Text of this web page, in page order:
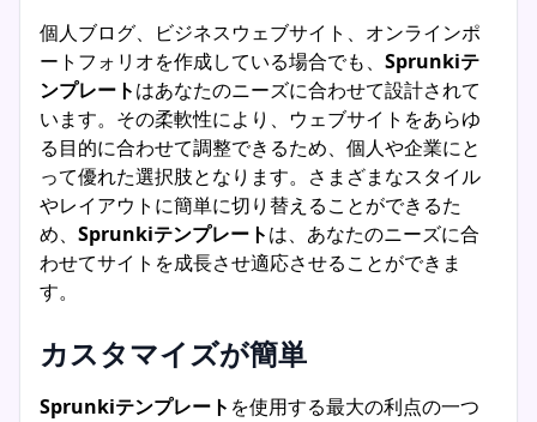
個人ブログ、ビジネスウェブサイト、オンラインポ
ートフォリオを作成している場合でも、 Sprunkiテ
ンプレートはあなたのニーズに合わせて設計されて
います。その柔軟性により、ウェブサイトをあらゆ
る目的に合わせて調整できるため、個人や企業にと
って優れた選択肢となります。さまざまなスタイル
やレイアウトに簡単に切り替えることができるた
め、 Sprunkiテンプレートは、あなたのニーズに合
わせてサイトを成長させ適応させることができま
す。
カスタマイズが簡単
Sprunkiテンプレート を使用する最大の利点の一つ